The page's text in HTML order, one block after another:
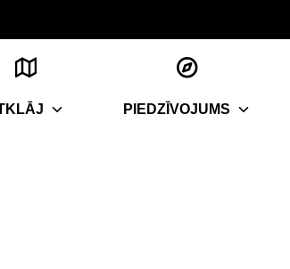
PIEDZĪVOJUMS